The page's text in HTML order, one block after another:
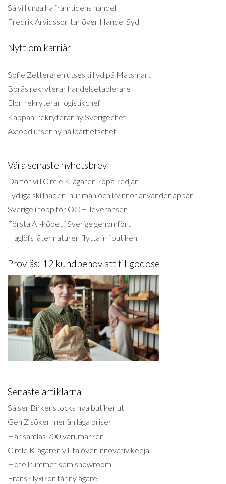
Så vill unga ha framtidens handel
Fredrik Arvidsson tar över Handel Syd
Nytt om karriär
Sofie Zettergren utses till vd på Matsmart
Borås rekryterar handelsetablerare
Elon rekryterar logistikchef
Kappahl rekryterar ny Sverigechef
Axfood utser ny hållbarhetschef
Våra senaste nyhetsbrev
Därför vill Circle K-ägaren köpa kedjan
Tydliga skillnader i hur män och kvinnor använder appar
Sverige i topp för OOH-leveranser
Första AI-köpet i Sverige genomfört
Haglöfs låter naturen flytta in i butiken
Provläs: 12 kundbehov att tillgodose
Senaste artiklarna
Så ser Birkenstocks nya butiker ut
Gen Z söker mer än låga priser
Här samlas 700 varumärken
Circle K-ägaren vill ta över innovativ kedja
Hotellrummet som showroom
Fransk lyxikon får ny ägare